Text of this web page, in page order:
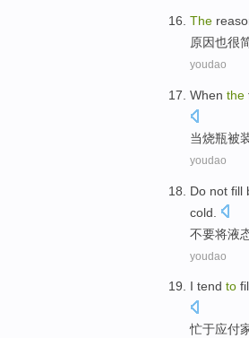
The
原因也很
youdao
When the
当烧瓶被
youdao
Do not fill
cold
不要将液
youdao
I tend to
忙于应付